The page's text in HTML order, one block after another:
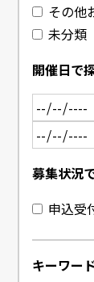
その他
未分類
開催日で
募集状況
申込受
キーワー